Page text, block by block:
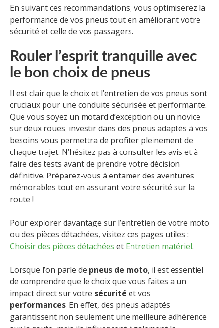
En suivant ces recommandations, vous optimiserez la
performance de vos pneus tout en améliorant votre
sécurité et celle de vos passagers.
Rouler l’esprit tranquille avec
le bon choix de pneus
Il est clair que le choix et l’entretien de vos pneus sont
cruciaux pour une conduite sécurisée et performante.
Que vous soyez un motard d’exception ou un novice
sur deux roues, investir dans des pneus adaptés à vos
besoins vous permettra de profiter pleinement de
chaque trajet. N’hésitez pas à consulter les avis et à
faire des tests avant de prendre votre décision
définitive. Préparez-vous à entamer des aventures
mémorables tout en assurant votre sécurité sur la
route !
Pour explorer davantage sur l’entretien de votre moto
ou des pièces détachées, visitez ces pages utiles :
Choisir des pièces détachées et Entretien matériel.
Lorsque l’on parle de pneus de moto, il est essentiel
de comprendre que le choix que vous faites a un
impact direct sur votre sécurité et vos
performances. En effet, des pneus adaptés
garantissent non seulement une meilleure adhérence